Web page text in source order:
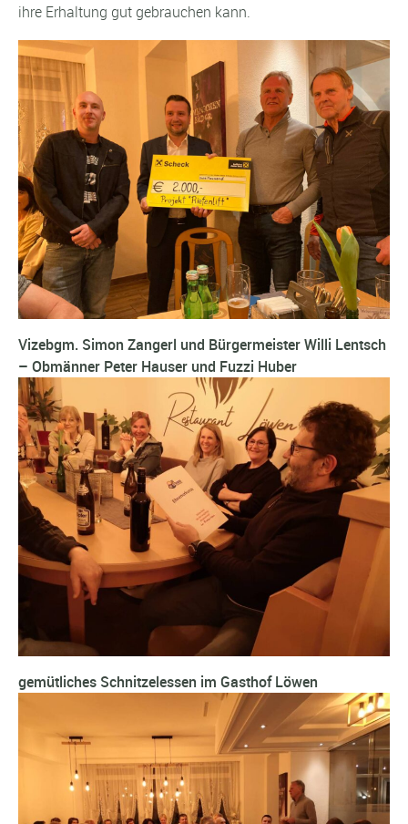
ihre Erhaltung gut gebrauchen kann.
Vizebgm. Simon Zangerl und Bürgermeister Willi Lentsch
– Obmänner Peter Hauser und Fuzzi Huber
gemütliches Schnitzelessen im Gasthof Löwen